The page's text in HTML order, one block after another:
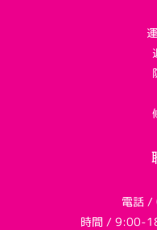
電話
時間 / 9:00-